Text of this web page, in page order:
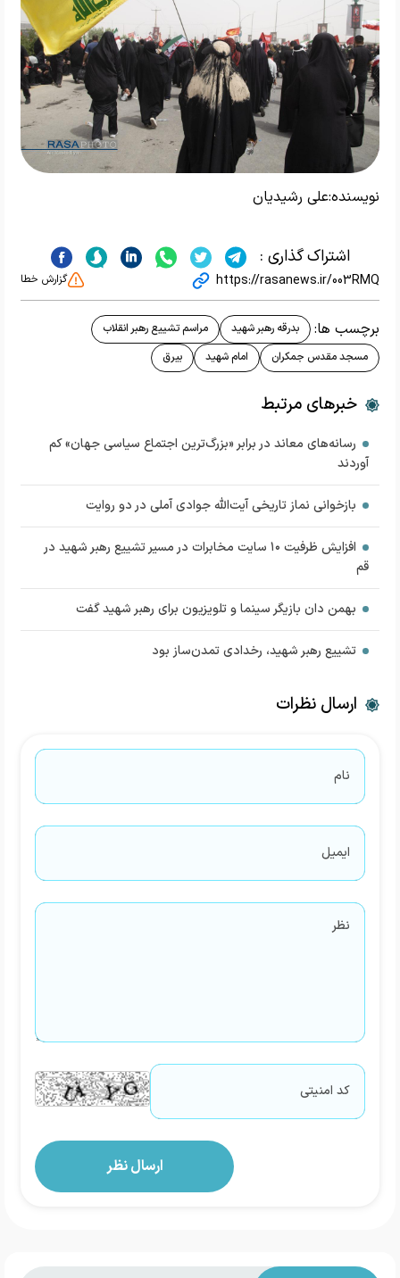
نویسنده:علی رشیدیان
اشتراک گذاری :
https://rasanews.ir/003RMQ گزارش خطا
برچسب ها: بدرقه رهبر شهید
مراسم تشییع رهبر انقلاب
مسجد مقدس جمکران
امام شهید بیرق
خبرهای مرتبط
رسانه‌های معاند در برابر «بزرگ‌ترین اجتماع سیاسی جهان» کم
آوردند
بازخوانی نماز تاریخی آیت‌الله جوادی آملی در دو روایت
افزایش ظرفیت ۱۰ سایت مخابرات در مسیر تشییع رهبر شهید در
قم
بهمن دان بازیگر سینما و تلویزیون برای رهبر شهید گفت
تشییع رهبر شهید، رخدادی تمدن‌ساز بود
ارسال نظرات